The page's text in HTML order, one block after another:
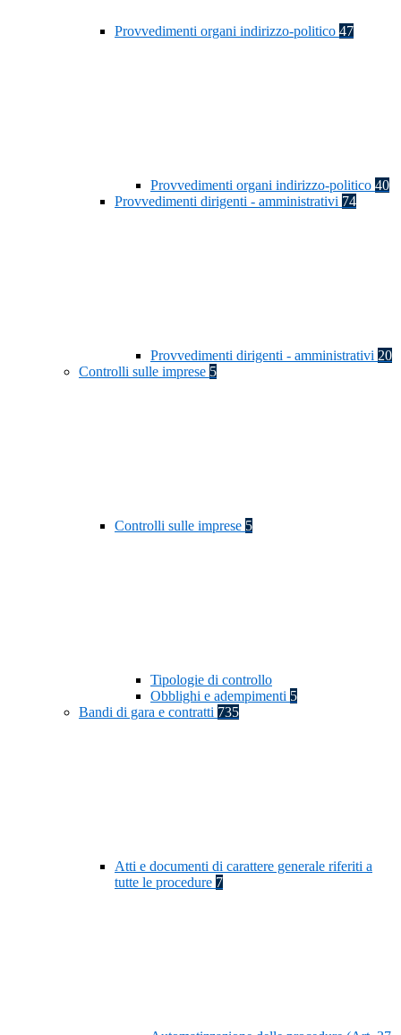
Provvedimenti organi indirizzo-politico 47
Provvedimenti organi indirizzo-politico 40
Provvedimenti dirigenti - amministrativi 74
Provvedimenti dirigenti - amministrativi 20
Controlli sulle imprese 5
Controlli sulle imprese 5
Tipologie di controllo
Obblighi e adempimenti 5
Bandi di gara e contratti 735
Atti e documenti di carattere generale riferiti a
tutte le procedure 7